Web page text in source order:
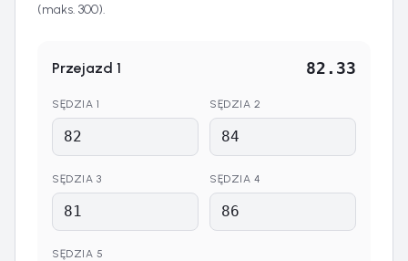
(maks. 300).
Przejazd 1 82.33
SĘDZIA 1 SĘDZIA 2
SĘDZIA 3 SĘDZIA 4
SĘDZIA 5